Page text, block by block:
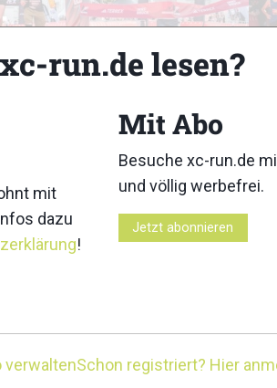
14
run.de lesen?
mit
dazu
!
Mit Abo
Besuche xc-run.de
und völlig werbefrei.
Jetzt abonnieren
verwaltenSchon registriert? Hier